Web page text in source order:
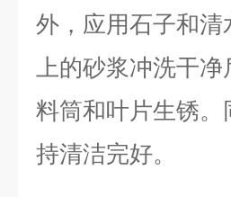
外，应用石子和
上的砂浆冲洗干
料筒和叶片生锈
持清洁完好。